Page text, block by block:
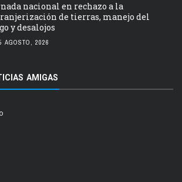
nacional en rechazo a la
de tierras, manejo del
y desalojos
AGOSTO, 2026
AMIGAS